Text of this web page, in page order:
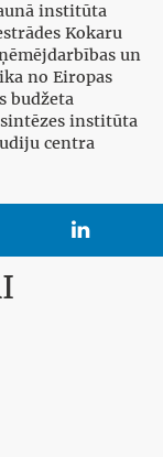
institūta
Kokaru
un
no Eiropas
budžeta
institūta
centra
